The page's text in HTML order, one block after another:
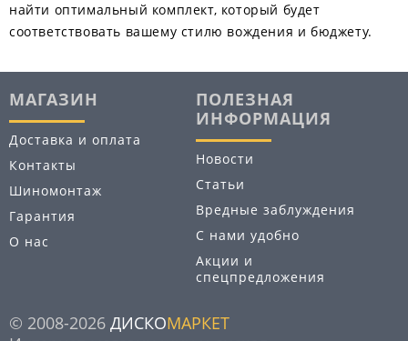
найти оптимальный комплект, который будет
соответствовать вашему стилю вождения и бюджету.
МАГАЗИН
Доставка и оплата
Контакты
Шиномонтаж
Гарантия
О нас
ПОЛЕЗНАЯ
ИНФОРМАЦИЯ
Новости
Статьи
Вредные заблуждения
С нами удобно
Акции и
спецпредложения
© 2008-2026 ДИСКОМАРКЕТ